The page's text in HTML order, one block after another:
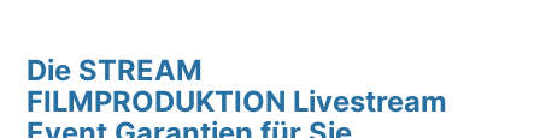
Die STREAM
FILMPRODUKTION Livestream